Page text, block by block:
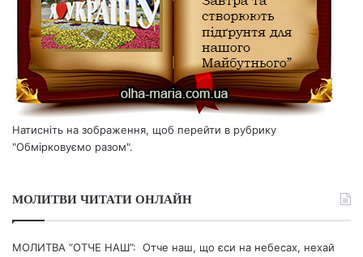
Натисніть на зображення, щоб перейти в рубрику
"Обмірковуємо разом".
МОЛИТВИ ЧИТАТИ ОНЛАЙН
МОЛИТВА “ОТЧЕ НАШ”: Отче наш, що єси на небесах, нехай